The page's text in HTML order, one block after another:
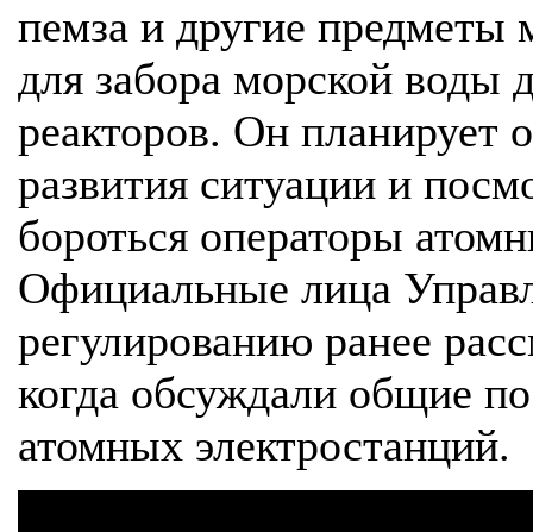
пемза и другие предметы
для забора морской воды
реакторов. Он планирует
развития ситуации и
бороться операторы
Официальные лица
регулированию ранее
когда обсуждали общие
атомных электростанций.